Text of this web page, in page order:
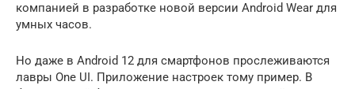
компанией в разработке новой версии Android Wear для
умных часов.
Но даже в Android 12 для смартфонов прослеживаются
лавры One UI. Приложение настроек тому пример. В